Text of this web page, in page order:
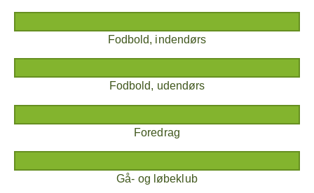
Fodbold, indendørs
Fodbold, udendørs
Foredrag
Gå- og løbeklub